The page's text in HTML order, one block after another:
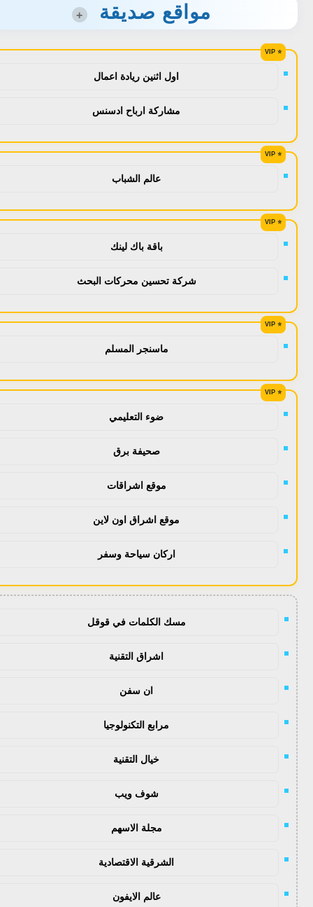
مواقع صديقة +
اول اثنين ريادة اعمال
مشاركة ارباح ادسنس
عالم الشباب
باقة باك لينك
شركة تحسين محركات البحث
ماسنجر المسلم
ضوء التعليمي
صحيفة برق
موقع اشراقات
موقع اشراق اون لاين
اركان سياحة وسفر
مسك الكلمات في قوقل
اشراق التقنية
ان سفن
مرابع التكنولوجيا
خيال التقنية
شوف ويب
مجلة الاسهم
الشرقية الاقتصادية
عالم الايفون